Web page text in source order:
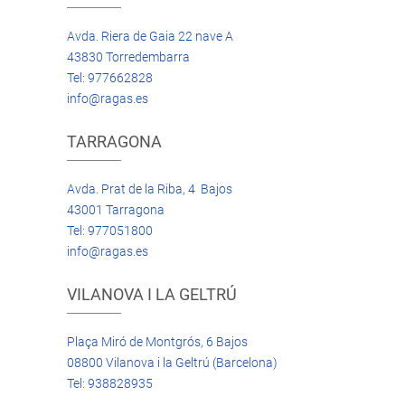
Avda. Riera de Gaia 22 nave A
43830 Torredembarra
Tel: 977662828
info@ragas.es
TARRAGONA
Avda. Prat de la Riba, 4 Bajos
43001 Tarragona
Tel: 977051800
info@ragas.es
VILANOVA I LA GELTRÚ
Plaça Miró de Montgrós, 6 Bajos
08800 Vilanova i la Geltrú (Barcelona)
Tel: 938828935